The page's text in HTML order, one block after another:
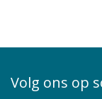
Volg ons op